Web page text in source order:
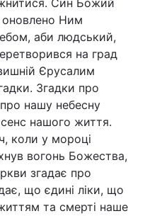
Син Божий
Ним
аби людський,
на град
Єрусалим
Згадки про
нашу небесну
нашого життя.
коли у мороці
вогонь Божества,
згадає про
що єдині ліки, що
та смерті наше